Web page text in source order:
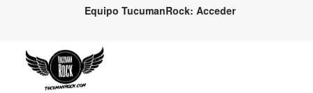
Equipo TucumanRock: Acceder